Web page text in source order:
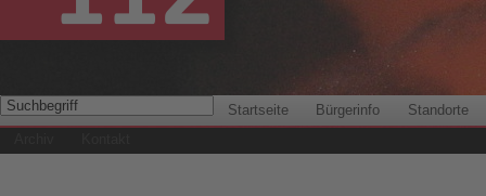
Startseite Bürgerinfo
Standorte